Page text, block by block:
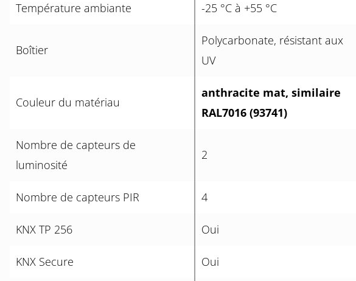
Température ambiante -25 °C à +55 °C
Boîtier
Polycarbonate, résistant aux
UV
Couleur du matériau
anthracite mat, similaire
RAL7016 (93741)
Nombre de capteurs de
luminosité
2
Nombre de capteurs PIR 4
KNX TP 256 Oui
KNX Secure Oui